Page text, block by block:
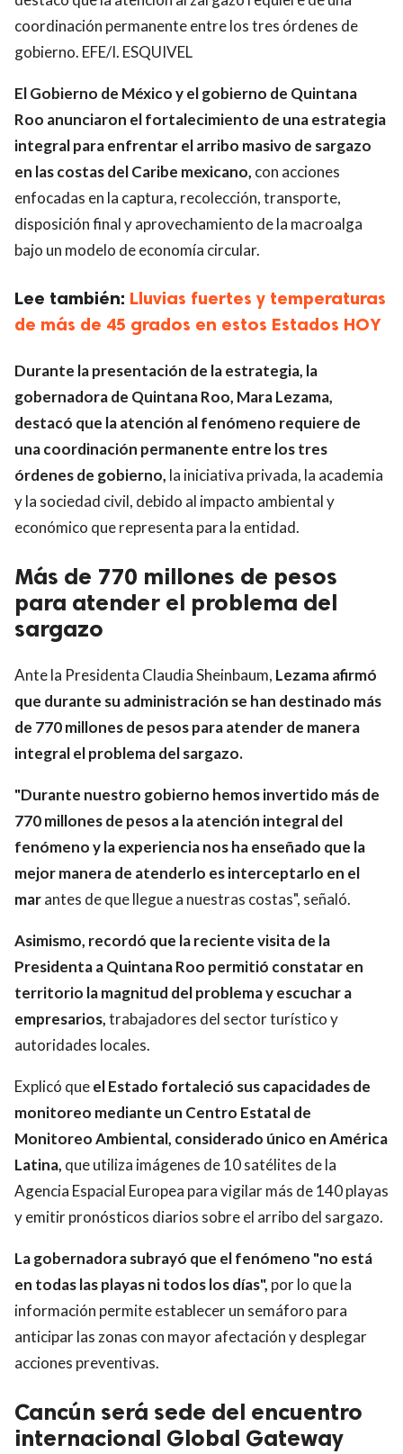
coordinación permanente entre los tres órdenes de
gobierno. EFE/I. ESQUIVEL
El Gobierno de México y el gobierno de Quintana
Roo anunciaron el fortalecimiento de una estrategia
integral para enfrentar el arribo masivo de sargazo
en las costas del Caribe mexicano, con acciones
enfocadas en la captura, recolección, transporte,
disposición final y aprovechamiento de la macroalga
bajo un modelo de economía circular.
Lee también: Lluvias fuertes y temperaturas
de más de 45 grados en estos Estados HOY
Durante la presentación de la estrategia, la
gobernadora de Quintana Roo, Mara Lezama,
destacó que la atención al fenómeno requiere de
una coordinación permanente entre los tres
órdenes de gobierno, la iniciativa privada, la academia
y la sociedad civil, debido al impacto ambiental y
económico que representa para la entidad.
Más de 770 millones de pesos
para atender el problema del
sargazo
Ante la Presidenta Claudia Sheinbaum, Lezama afirmó
que durante su administración se han destinado más
de 770 millones de pesos para atender de manera
integral el problema del sargazo.
"Durante nuestro gobierno hemos invertido más de
770 millones de pesos a la atención integral del
fenómeno y la experiencia nos ha enseñado que la
mejor manera de atenderlo es interceptarlo en el
marantes de que llegue a nuestras costas", señaló.
Asimismo, recordó que la reciente visita de la
Presidenta a Quintana Roo permitió constatar en
territorio la magnitud del problema y escuchar a
empresarios,trabajadores del sector turístico y
autoridades locales.
Explicó queel Estado fortaleció sus capacidades de
monitoreo mediante un Centro Estatal de
Monitoreo Ambiental, considerado único en América
Latina, que utiliza imágenes de 10 satélites de la
Agencia Espacial Europea para vigilar más de 140 playas
y emitir pronósticos diarios sobre el arribo del sargazo.
La gobernadora subrayó que el fenómeno "no está
en todas las playas ni todos los días", por lo que la
información permite establecer un semáforo para
anticipar las zonas con mayor afectación y desplegar
acciones preventivas.
Cancún será sede del encuentro
internacional Global Gateway